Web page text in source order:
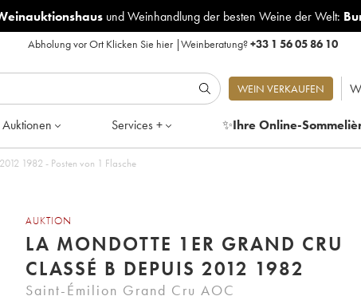
und Weinhandlung der besten Weine der Welt:
Abholung vor Ort Klicken Sie hier|Weinberatung?+33 1 56 05 86 10
WEIN VERKAUFEN
Services + ✨Ihre Online-
1982 - Posten von 1 Flasche
AUKTION
LA MONDOTTE 1ER GRAND CRU
CLASSÉ B DEPUIS 2012 1982
Saint-Émilion Grand Cru AOC